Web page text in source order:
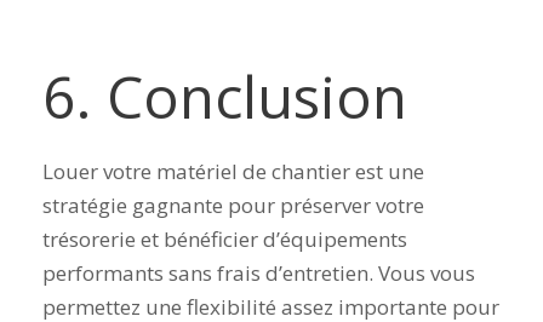
6. Conclusion
Louer votre matériel de chantier est une
stratégie gagnante pour préserver votre
trésorerie et bénéficier d’équipements
performants sans frais d’entretien. Vous vous
permettez une flexibilité assez importante pour